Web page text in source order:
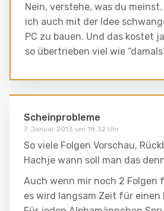
Nein, verstehe, was du
ich auch mit der Idee
PC zu bauen. Und das kostet
so übertrieben viel wie
Scheinprobleme
7. Januar 2013 um 18:32 Uhr
So viele Folgen Vorschau,
Hachje wann soll man das
Auch wenn mir noch 2 Folgen
es wird langsam Zeit für einen